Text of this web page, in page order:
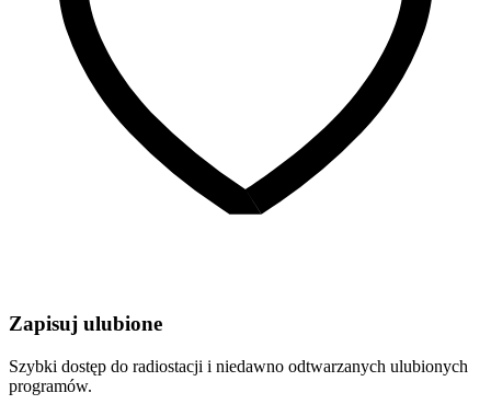
Zapisuj ulubione
Szybki dostęp do radiostacji i niedawno odtwarzanych ulubionych
programów.